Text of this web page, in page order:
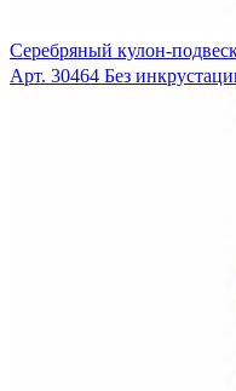
Серебряный кулон-
Арт. 30464 Без